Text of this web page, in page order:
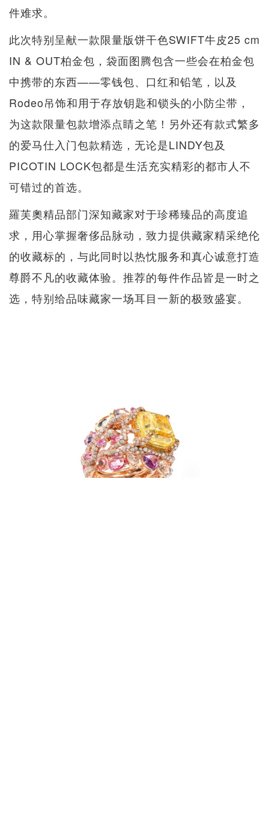
件难求。
此次特别呈献一款限量版饼干色SWIFT牛皮25 cm
IN & OUT柏金包，袋面图腾包含一些会在柏金包
中携带的东西——零钱包、口红和铅笔，以及
Rodeo吊饰和用于存放钥匙和锁头的小防尘带，
为这款限量包款增添点睛之笔！另外还有款式繁多
的爱马仕入门包款精选，无论是LINDY包及
PICOTIN LOCK包都是生活充实精彩的都市人不
可错过的首选。
羅芙奧精品部门深知藏家对于珍稀臻品的高度追
求，用心掌握奢侈品脉动，致力提供藏家精采绝伦
的收藏标的，与此同时以热忱服务和真心诚意打造
尊爵不凡的收藏体验。推荐的每件作品皆是一时之
选，特别给品味藏家一场耳目一新的极致盛宴。